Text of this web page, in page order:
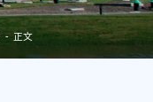
- 正文